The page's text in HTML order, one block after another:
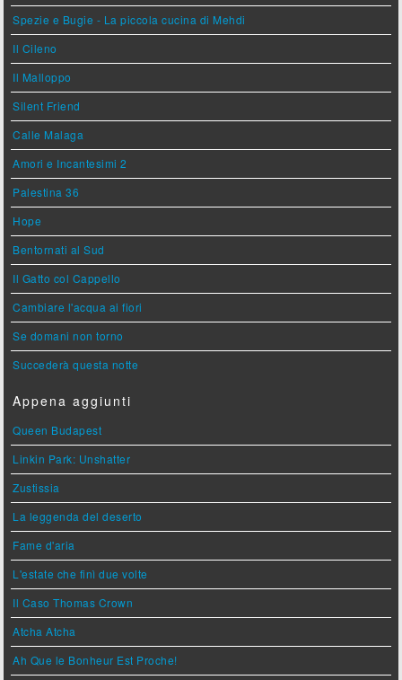
Spezie e Bugie - La piccola cucina di Mehdi
Il Cileno
Il Malloppo
Silent Friend
Calle Malaga
Amori e Incantesimi 2
Palestina 36
Hope
Bentornati al Sud
Il Gatto col Cappello
Cambiare l'acqua ai fiori
Se domani non torno
Succederà questa notte
Appena aggiunti
Queen Budapest
Linkin Park: Unshatter
Zustissia
La leggenda del deserto
Fame d'aria
L'estate che finì due volte
Il Caso Thomas Crown
Atcha Atcha
Ah Que le Bonheur Est Proche!